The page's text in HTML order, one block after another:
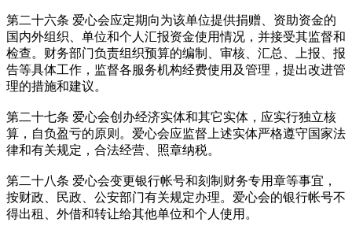
第二十六条 爱心会应定期向为该单位提供捐赠、资助资金的
国内外组织、单位和个人汇报资金使用情况，并接受其监督和
检查。财务部门负责组织预算的编制、审核、汇总、上报、报
告等具体工作，监督各服务机构经费使用及管理，提出改进管
理的措施和建议。
第二十七条 爱心会创办经济实体和其它实体，应实行独立核
算，自负盈亏的原则。爱心会应监督上述实体严格遵守国家法
律和有关规定，合法经营、照章纳税。
第二十八条 爱心会变更银行帐号和刻制财务专用章等事宜，
按财政、民政、公安部门有关规定办理。爱心会的银行帐号不
得出租、外借和转让给其他单位和个人使用。